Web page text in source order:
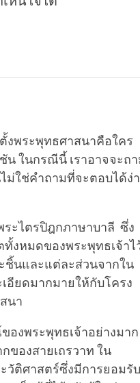
งพระพุทธศาสนาคือใคร
น ในกรณีนี้ เราอาจจะถ
ม่ใช่คำถามที่จะตอบได้ง่
ระไตรปิฎกภาษาบาลี ซึ่ง
ทั้งหมดของพระพุทธเจ้าไ
ชิ้นและแต่ละส่วนจากใน
อียดมากมายให้กับโครง
นา
งพระพุทธเจ้าอย่างมาก
ของสายเถรวาท ใน
วัติศาสตร์ซึ่งมีการยอมรับ